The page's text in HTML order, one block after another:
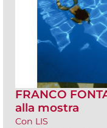
FRANCO
alla mostra
Con LIS